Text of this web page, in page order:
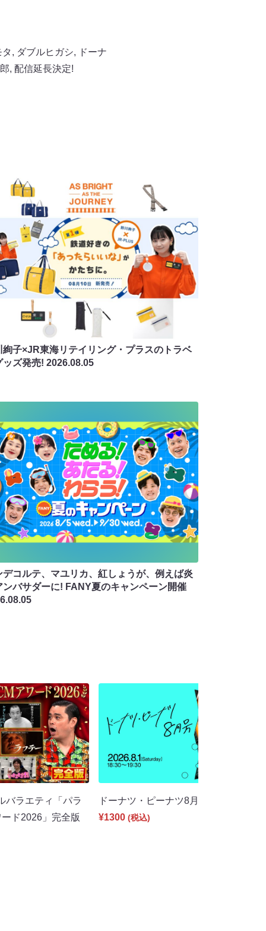
, ダブルヒガシ, ドーナ
, 配信延長決定!
絢子×JR東海リテイリング・プラスのトラベ
ッズ発売! 2026.08.05
デコルテ、マユリカ、紅しょうが、例えば炎
ンバサダーに! FANY夏のキャンペーン開催
バラエティ「パラ
ド2026」完全版
ドーナツ・ピーナツ8月号（8/1 18:30
¥1300 (税込)